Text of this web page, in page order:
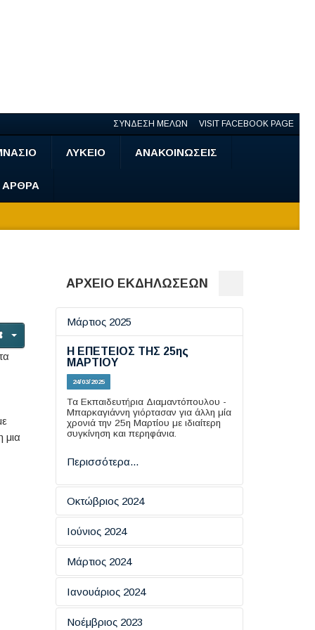
ΣΥΝΔΕΣΗ ΜΕΛΩΝ VISIT FACEBOOK PAGE
ΛΥΚΕΙΟ ΑΝΑΚΟΙΝΩΣΕΙΣ
ΑΡΘΡΑ
μια
ΑΡΧΕΙΟ ΕΚΔΗΛΩΣΕΩΝ
Μάρτιος 2025
Η ΕΠΕΤΕΙΟΣ ΤΗΣ 25ης
ΜΑΡΤΙΟΥ
24/03/2025
Τα Εκπαιδευτήρια Διαμαντόπουλου -
Μπαρκαγιάννη γιόρτασαν για άλλη μία
χρονιά την 25η Μαρτίου με ιδιαίτερη
συγκίνηση και περηφάνια.
Περισσότερα...
Οκτώβριος 2024
ΑΦΙΕΡΩΜΑ ΣΤΟ ΕΠΟΣ ΤΟΥ
31/10/2024
Τα Εκπαιδευτήρια Διαμαντόπουλου -
Μπαρκαγιάννη ετοίμασαν και
πραγματοποιήθηκε την...
Ιούνιος 2024
"ΤΡΩΑΔΕΣ" ΤΟΥ ΕΥΡΥΠΙΔΗ
03/06/2024
Το Σάββατο 1 Ιουνίου 2024 οι
μαθητές του Γυμνασίου και του
Λυκείου των Εκπαιδευτηρίων
Μάρτιος 2024
Η ΕΠΕΤΕΙΟΣ ΤΗΣ 25ης
28/03/2024
Ιανουάριος 2024
Ο ΕΟΡΤΑΣΜΟΣ ΤΩΝ
Νοέμβριος 2023